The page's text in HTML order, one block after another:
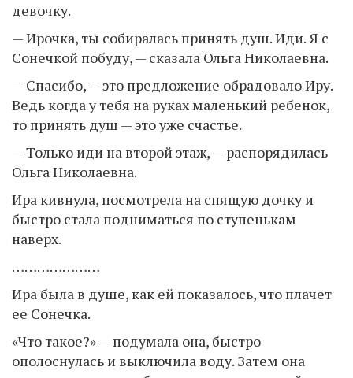
девочку.
— Ирочка, ты собиралась принять душ. Иди. Я с
Сонечкой побуду, — сказала Ольга Николаевна.
— Спасибо, — это предложение обрадовало Иру.
Ведь когда у тебя на руках маленький ребенок,
то принять душ — это уже счастье.
— Только иди на второй этаж, — распорядилась
Ольга Николаевна.
Ира кивнула, посмотрела на спящую дочку и
быстро стала подниматься по ступенькам
наверх.
…………………
Ира была в душе, как ей показалось, что плачет
ее Сонечка.
«Что такое?» — подумала она, быстро
ополоснулась и выключила воду. Затем она